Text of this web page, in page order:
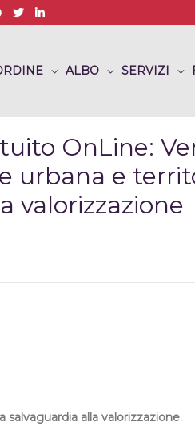
ALBO SERVIZI
OnLine:
urbana e
valorizzazione
alla valorizzazione.